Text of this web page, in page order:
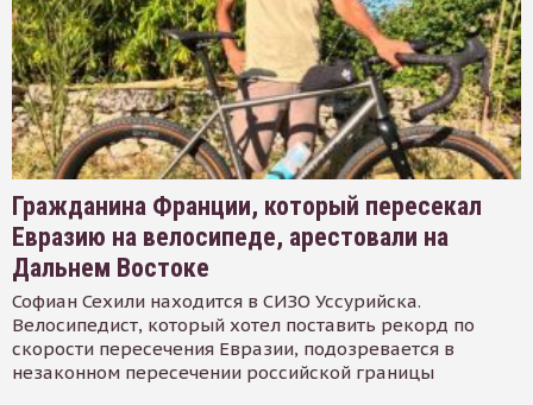
Гражданина Франции, который пересекал
Евразию на велосипеде, арестовали на
Дальнем Востоке
Софиан Сехили находится в СИЗО Уссурийска.
Велосипедист, который хотел поставить рекорд по
скорости пересечения Евразии, подозревается в
незаконном пересечении российской границы